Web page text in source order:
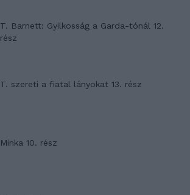
T. Barnett: Gyilkosság a Garda-tónál 12.
rész
T. szereti a fiatal lányokat 13. rész
Minka 10. rész